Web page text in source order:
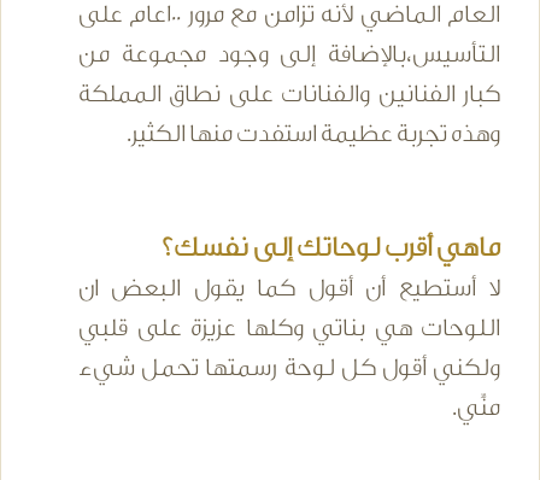
العام الماضي لأنه تزامن مع مرور 100عام على
التأسيس،بالإضافة إلى وجود مجموعة من
كبار الفنانين والفنانات على نطاق المملكة
وهذه تجربة عظيمة استفدت منها الكثير.
ماهي أقرب لوحاتك إلى نفسك؟
لا أستطيع أن أقول كما يقول البعض ان
اللوحات هي بناتي وكلها عزيزة على قلبي
ولكني أقول كل لوحة رسمتها تحمل شيء
منِّي.